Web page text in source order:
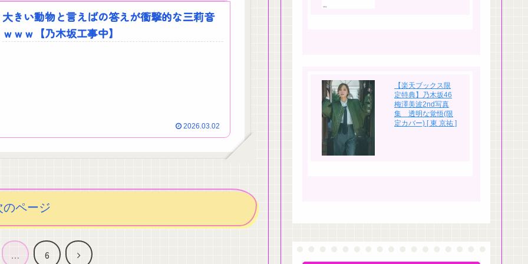
大きい動物と言えばの答えが衝撃的な三莉音
ｗｗｗ【乃木坂工事中】
2026.03.02
のページ
… 6 次
【楽天ブックス限
定特典】乃木坂46
梅澤美波2nd写真
集 透明な覚悟(限
定カバー) [ 東 京祐 ]